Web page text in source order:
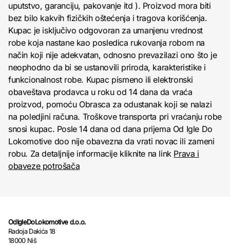
uputstvo, garanciju, pakovanje itd ). Proizvod mora biti
bez bilo kakvih fizičkih oštećenja i tragova korišćenja.
Kupac je isključivo odgovoran za umanjenu vrednost
robe koja nastane kao posledica rukovanja robom na
način koji nije adekvatan, odnosno prevazilazi ono što je
neophodno da bi se ustanovili priroda, karakteristike i
funkcionalnost robe. Kupac pismeno ili elektronski
obaveštava prodavca u roku od 14 dana da vraća
proizvod, pomoću Obrasca za odustanak koji se nalazi
na poledjini računa. Troškove transporta pri vraćanju robe
snosi kupac. Posle 14 dana od dana prijema Od Igle Do
Lokomotive doo nije obavezna da vrati novac ili zameni
robu. Za detaljnije informacije kliknite na link Prava i
obaveze potrošača
OdIgleDoLokomotive d.o.o.
Radoja Dakića 18
18000 Niš